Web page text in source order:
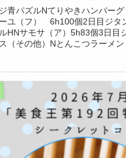
青パズルNてりやきハンバー
ユ（フ） 6h100個2日目ジタ
HNサモサ（ア）5h83個3日目
（その他）Nとんこつラーメン